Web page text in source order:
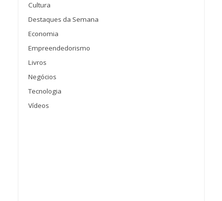
Cultura
Destaques da Semana
Economia
Empreendedorismo
Livros
Negócios
Tecnologia
Vídeos